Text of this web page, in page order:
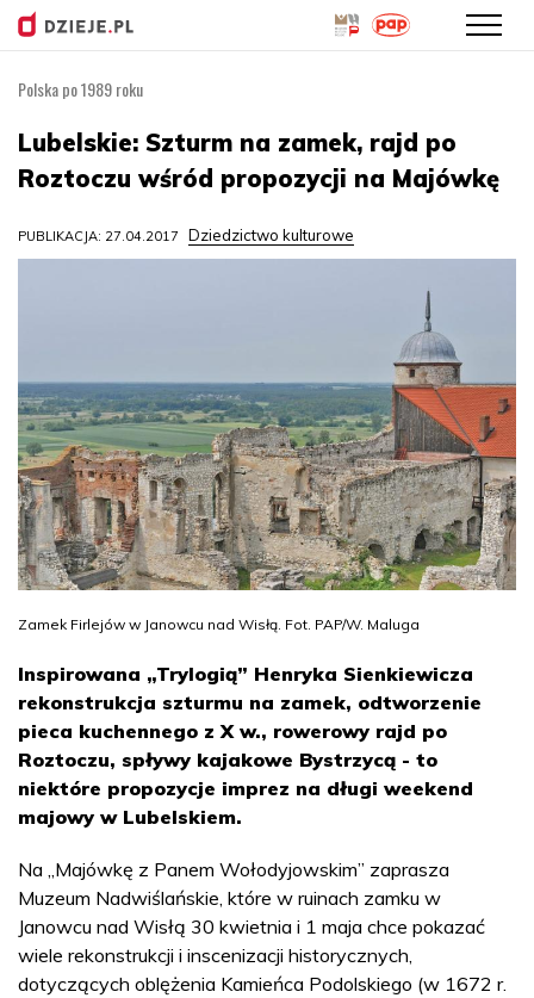
treści
Polska po 1989 roku
Lubelskie: Szturm na zamek, rajd po
Roztoczu wśród propozycji na Majówkę
PUBLIKACJA: 27.04.2017 Dziedzictwo kulturowe
Zamek Firlejów w Janowcu nad Wisłą. Fot. PAP/W. Maluga
Inspirowana „Trylogią” Henryka Sienkiewicza
rekonstrukcja szturmu na zamek, odtworzenie
pieca kuchennego z X w., rowerowy rajd po
Roztoczu, spływy kajakowe Bystrzycą - to
niektóre propozycje imprez na długi weekend
majowy w Lubelskiem.
Na „Majówkę z Panem Wołodyjowskim” zaprasza
Muzeum Nadwiślańskie, które w ruinach zamku w
Janowcu nad Wisłą 30 kwietnia i 1 maja chce pokazać
wiele rekonstrukcji i inscenizacji historycznych,
dotyczących oblężenia Kamieńca Podolskiego (w 1672 r.